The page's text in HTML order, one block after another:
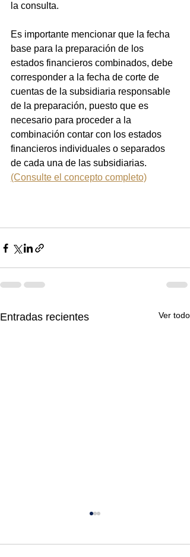
la consulta.
Es importante mencionar que la fecha
base para la preparación de los
estados financieros combinados, debe
corresponder a la fecha de corte de
cuentas de la subsidiaria responsable
de la preparación, puesto que es
necesario para proceder a la
combinación contar con los estados
financieros individuales o separados
de cada una de las subsidiarias.
(Consulte el concepto completo)
Entradas recientes Ver todo